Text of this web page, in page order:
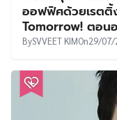
ออฟฟิศด้วยเรตติ้
Tomorrow! ตอน
BySVVEET KIMOn29/07/